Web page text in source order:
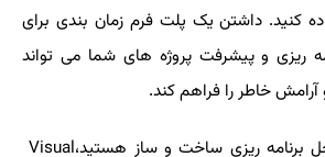
کنید. داشتن یک پلت فرم زمان بندی برای
ریزی و پیشرفت پروژه های شما می تواند
آرامش خاطر را فراهم کند.
برنامه ریزی ساخت و ساز هستید،Visual